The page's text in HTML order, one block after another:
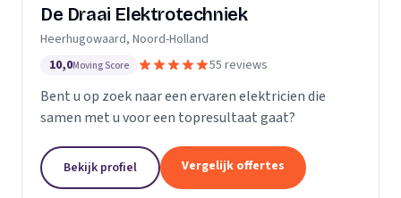
De Draai Elektrotechniek
Heerhugowaard, Noord-Holland
10,0Moving Score 55 reviews
Bent u op zoek naar een ervaren elektricien die
samen met u voor een topresultaat gaat?
Bekijk profiel Vergelijk offertes